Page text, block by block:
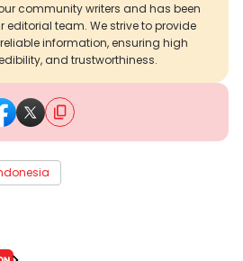
community writers and has been
editorial team. We strive to provide
information, ensuring high
and trustworthiness.